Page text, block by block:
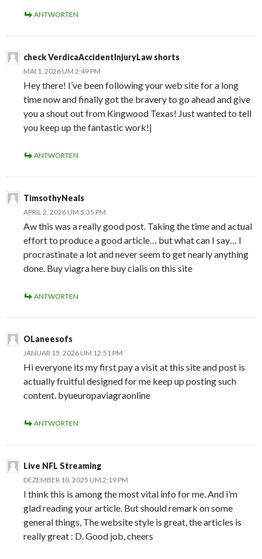
ANTWORTEN
check VerdicaAccidentInjuryLaw shorts
MAI 1, 2026 UM 2:49 PM
Hey there! I’ve been following your web site for a long
time now and finally got the bravery to go ahead and give
you a shout out from Kingwood Texas! Just wanted to tell
you keep up the fantastic work!|
ANTWORTEN
TimsothyNeals
APRIL 2, 2026 UM 5:35 PM
Aw this was a really good post. Taking the time and actual
effort to produce a good article… but what can I say… I
procrastinate a lot and never seem to get nearly anything
done. Buy viagra here buy cialis on this site
ANTWORTEN
OLaneesofs
JANUAR 15, 2026 UM 12:51 PM
Hi everyone its my first pay a visit at this site and post is
actually fruitful designed for me keep up posting such
content. byueuropaviagraonline
ANTWORTEN
Live NFL Streaming
DEZEMBER 10, 2025 UM 2:19 PM
I think this is among the most vital info for me. And i’m
glad reading your article. But should remark on some
general things, The website style is great, the articles is
really great : D. Good job, cheers